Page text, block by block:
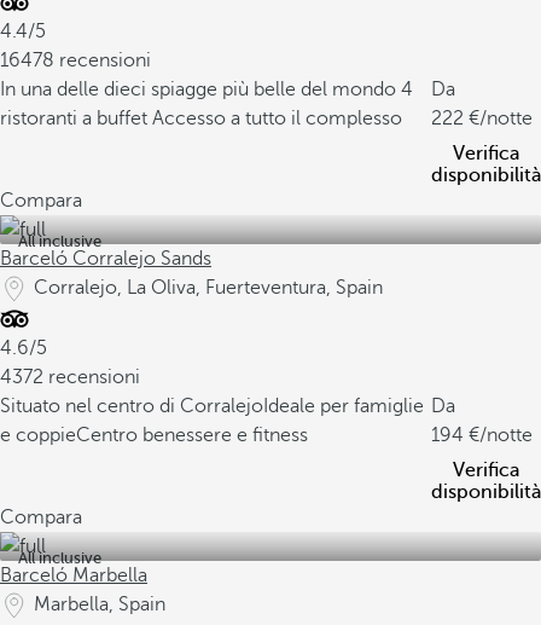
4.4/5
16478 recensioni
In una delle dieci spiagge più belle del mondo 4
ristoranti a buffet Accesso a tutto il complesso
Da
222
/notte
Verifica
disponibilità
Compara
All inclusive
Barceló Corralejo Sands
Corralejo, La Oliva, Fuerteventura, Spain
4.6/5
4372 recensioni
Situato nel centro di Corralejo Ideale per famiglie
e coppieCentro benessere e fitness
Da
194
/notte
Verifica
disponibilità
Compara
All inclusive
Barceló Marbella
Marbella, Spain